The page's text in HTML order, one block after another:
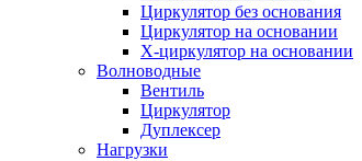
Циркулятор без основания
Циркулятор на основании
Х-циркулятор на основании
Волноводные
Вентиль
Циркулятор
Дуплексер
Нагрузки